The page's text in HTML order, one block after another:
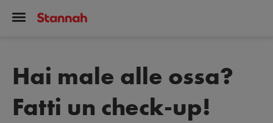
Hai male alle ossa?
Fatti un check-up!